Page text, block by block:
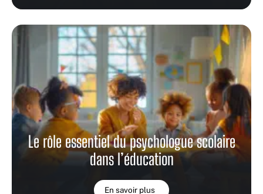
Le rôle essentiel du psychologue scolaire
dans l’éducation
En savoir plus